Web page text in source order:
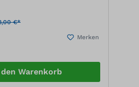
€*
Merken
Warenkorb